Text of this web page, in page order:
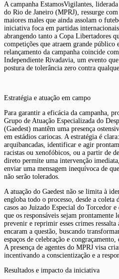
A campanha EstamosVigilantes,
do Rio de Janeiro (MPRJ), ressurge
maiores males que ainda assolam o
iniciativa foca em partidas
abrangendo tanto a Copa Libertadores
competições que atraem grande
relançamento da campanha coincide
Independiente Rivadavia, um evento
postura de tolerância zero contra
Estratégia e atuação em campo
Para garantir a eficácia da campanha,
Grupo de Atuação Especializada do
(Gaedest) mantêm uma presença
em estádios cariocas. A estratégia é
arquibancadas, identificar e agir
racistas ou xenofóbicos, ou a partir de
direto permite uma intervenção
enviar uma mensagem inequívoca de
não serão tolerados.
A atuação do Gaedest não se limita à
engloba todo o processo, desde a coleta
casos ao Juizado Especial do Torcedor
que os responsáveis sejam prontamente
prevenir e reprimir esses crimes ressalta
encaram a questão, buscando
espaços de celebração e
A presença de agentes do MPRJ visa
incentivando a conscientização e a
Resultados e impacto da iniciativa